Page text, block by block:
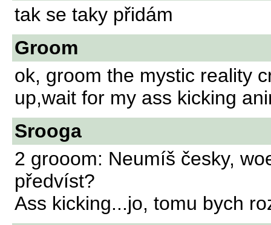
tak se taky přidám
Groom
ok, groom the mystic reality
up,wait for my ass kicking
Srooga
2 grooom: Neumíš česky,
předvíst?
Ass kicking...jo, tomu bych